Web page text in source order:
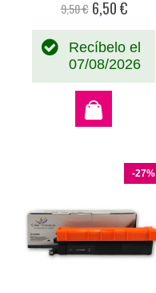
9,50 € Precio
6,50 €
Recíbelo el
07/08/2026
-27%